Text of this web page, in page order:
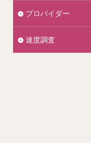
プロバイダー
速度調査